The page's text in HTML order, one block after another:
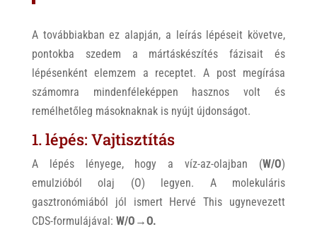
A továbbiakban ez alapján, a leírás lépéseit követve,
pontokba szedem a mártáskészítés fázisait és
lépésenként elemzem a receptet. A post megírása
számomra mindenféleképpen hasznos volt és
remélhetőleg másoknaknak is nyújt újdonságot.
1. lépés: Vajtisztítás
A lépés lényege, hogy a víz-az-olajban (W/O)
emulzióból olaj (O) legyen. A molekuláris
gasztronómiából jól ismert Hervé This ugynevezett
CDS-formulájával: W/O→O.